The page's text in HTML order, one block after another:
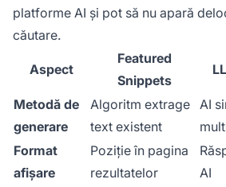
platforme AI și pot să nu apară
căutare.
Aspect
Featured
Snippets
Metodă de
generare
Algoritm extrage
text existent
AI
Format
afișare
Poziție în pagina
rezultatelor
AI